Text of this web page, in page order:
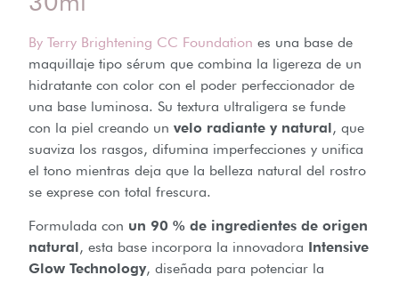
By Terry Brightening CC Foundation es una base de
maquillaje tipo sérum que combina la ligereza de un
hidratante con color con el poder perfeccionador de
una base luminosa. Su textura ultraligera se funde
con la piel creando un velo radiante y natural, que
suaviza los rasgos, difumina imperfecciones y unifica
el tono mientras deja que la belleza natural del rostro
se exprese con total frescura.
Formulada con un 90 % de ingredientes de origen
natural, esta base incorpora la innovadora Intensive
Glow Technology, diseñada para potenciar la